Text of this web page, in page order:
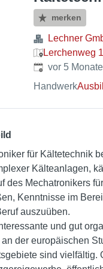
merken
Lechner
Lerchenweg
Veröffentlicht:
vor 5
Handwerk
für Kältetechnik
Kälteanlagen,
des Mechatronikers
Kenntnisse im
auszuüben.
und gut
an der europäischen
sind vielfältig.